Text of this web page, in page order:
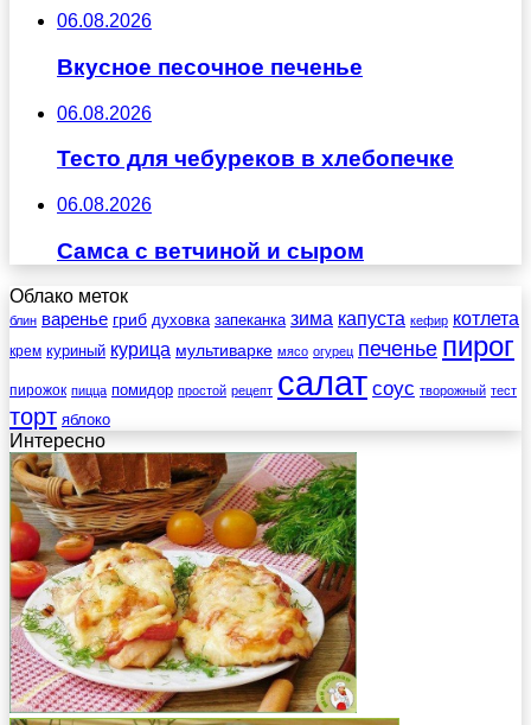
06.08.2026
Вкусное песочное печенье
06.08.2026
Тесто для чебуреков в хлебопечке
06.08.2026
Самса с ветчиной и сыром
Облако меток
блин варенье гриб духовка запеканка зима капуста кефир котлета
крем куриный курица мультиварке мясо огурец печенье пирог
пирожок пицца помидор простой рецепт салат соус творожный тест
торт яблоко
Интересно